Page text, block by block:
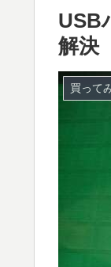
USB
解決
買って